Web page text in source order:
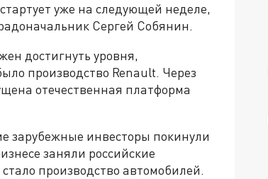
уже на следующей неделе,
Сергей Собянин.
достигнуть уровня,
производство Renault. Через
отечественная платформа
зарубежные инвесторы покинули
заняли российские
производство автомобилей.